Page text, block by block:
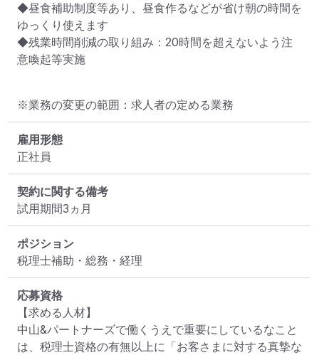
◆昼食補助制度等あり、昼食作るなどが省け朝の時間を
ゆっくり使えます
◆残業時間削減の取り組み：20時間を超えないよう注
意喚起等実施
※業務の変更の範囲：求人者の定める業務
雇用形態
正社員
契約に関する備考
試用期間3ヵ月
ポジション
税理士補助・総務・経理
応募資格
【求める人材】
中山&パートナーズで働くうえで重要にしているなこと
は、税理士資格の有無以上に「お客さまに対する真摯な